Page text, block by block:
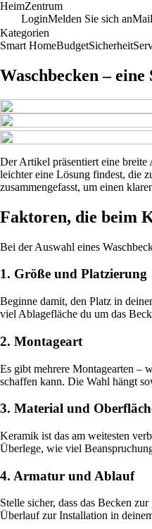
HeimZentrum
LoginMelden Sie sich an
Kategorien
Smart HomeBudgetSicherheit
Waschbecken –
Der Artikel präsentiert eine breite
leichter eine Lösung findest, die
zusammengefasst, um einen
Faktoren, die beim
Bei der Auswahl eines
1. Größe und Platzierung
Beginne damit, den Platz in
viel Ablagefläche du um das
2. Montageart
Es gibt mehrere Montagearten –
schaffen kann. Die Wahl hängt
3. Material und
Keramik ist das am weitesten
Überlege, wie viel
4. Armatur und Ablauf
Stelle sicher, dass das Becken
Überlauf zur Installation in